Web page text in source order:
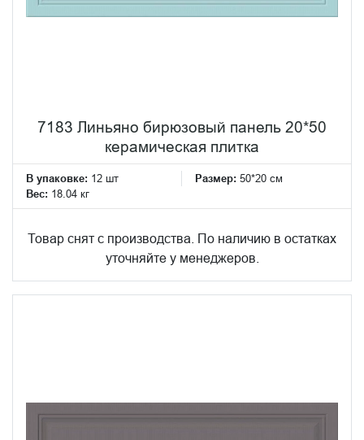
7183 Линьяно бирюзовый панель 20*50
керамическая плитка
В упаковке: 12 шт Размер: 50*20 см
Вес: 18.04 кг
Товар снят с производства. По наличию в остатках
уточняйте у менеджеров.